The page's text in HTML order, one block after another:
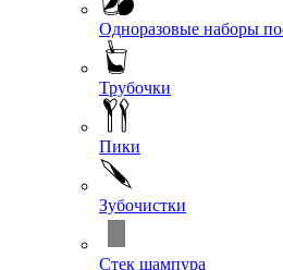
Одноразовые наборы
Трубочки
Пики
Зубочистки
Стек шампура